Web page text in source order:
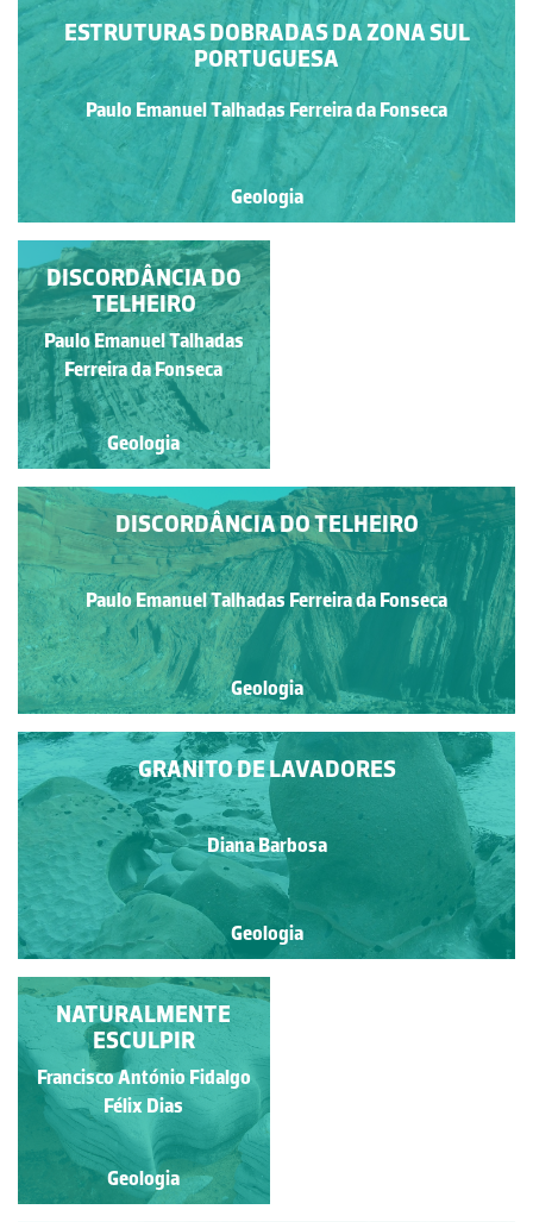
ESTRUTURAS DOBRADAS DA ZONA SUL
PORTUGUESA
Paulo Emanuel Talhadas Ferreira da Fonseca
Geologia
DISCORDÂNCIA DO
TELHEIRO
Paulo Emanuel Talhadas
Ferreira da Fonseca
Geologia
DISCORDÂNCIA DO
TELHEIRO
Paulo Emanuel Talhadas
Ferreira da Fonseca
Geologia
DISCORDÂNCIA DO TELHEIRO
Paulo Emanuel Talhadas Ferreira da Fonseca
Geologia
GRANITO DE LAVADORES
Diana Barbosa
Geologia
MARMITAS LITORAIS
Raquel Antunes
Geologia
NATURALMENTE
ESCULPIR
Francisco António Fidalgo
Félix Dias
Geologia